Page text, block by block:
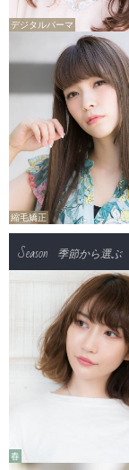
デジタルパーマ
縮毛矯正
Season 季節から選ぶ
春